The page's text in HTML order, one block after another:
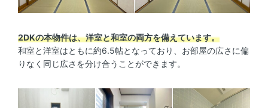
2DKの本物件は、洋室と和室の両方を備えています。
和室と洋室はともに約6.5帖となっており、お部屋の広さに偏
りなく同じ広さを分け合うことができます。